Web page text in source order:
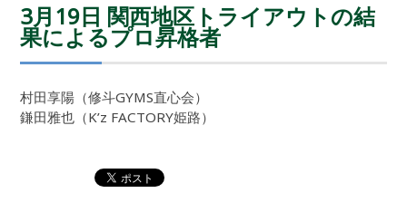
3月19日 関西地区トライアウトの結
果によるプロ昇格者
村田享陽（修斗GYMS直心会）
鎌田雅也（K’z FACTORY姫路）